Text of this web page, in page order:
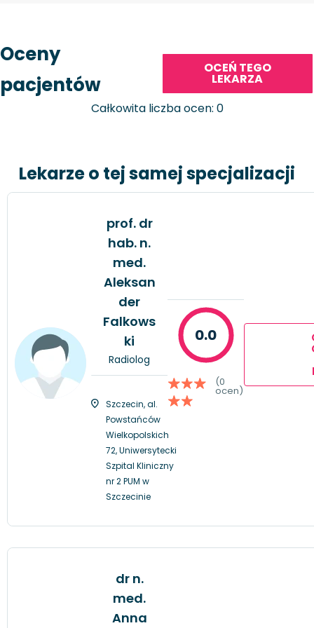
Oceny
pacjentów
OCEŃ TEGO
LEKARZA
Całkowita liczba ocen: 0
Lekarze o tej samej specjalizacji
prof. dr
hab. n.
med.
Aleksan
der
Falkows
ki
Radiolog
Szczecin, al.
Powstańców
Wielkopolskich
72, Uniwersytecki
Szpital Kliniczny
nr 2 PUM w
Szczecinie
0.0
(0
ocen)
dr n.
med.
Anna